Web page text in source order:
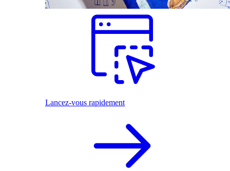
Lancez-vous rapidement